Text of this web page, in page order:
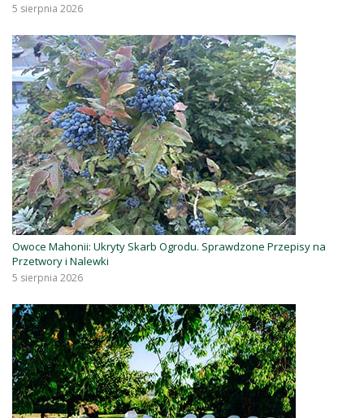
5 sierpnia 2026
Owoce Mahonii: Ukryty Skarb Ogrodu. Sprawdzone Przepisy na
Przetwory i Nalewki
5 sierpnia 2026